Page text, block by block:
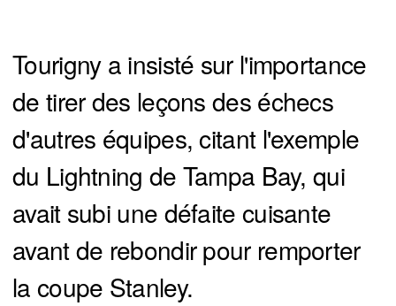
Tourigny a insisté sur l'importance
de tirer des leçons des échecs
d'autres équipes, citant l'exemple
du Lightning de Tampa Bay, qui
avait subi une défaite cuisante
avant de rebondir pour remporter
la coupe Stanley.